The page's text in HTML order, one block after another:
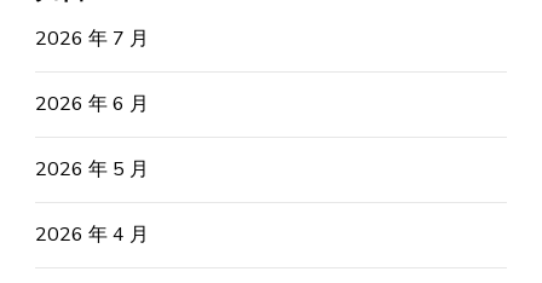
2026 年 7 月
2026 年 6 月
2026 年 5 月
2026 年 4 月